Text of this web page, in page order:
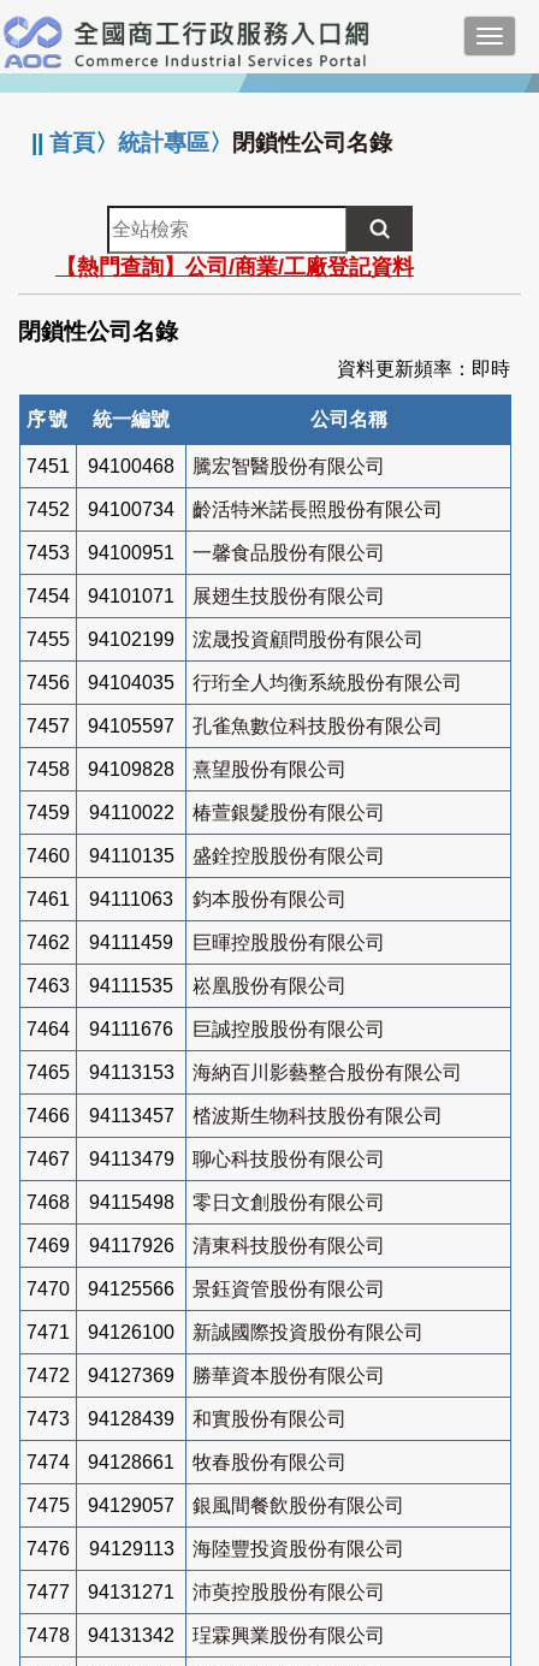
跳
到
主
要
:::
||首頁〉統計專區〉 閉鎖性公司名錄
全
站
檢
索
【熱門查詢】公司/商業/工廠登記資料
閉鎖性公司名錄
資料更新頻率：即時
序號 統一編號 公司名稱
7451 94100468 騰宏智醫股份有限公司
7452 94100734 齡活特米諾長照股份有限公司
7453 94100951 一馨食品股份有限公司
7454 94101071 展翅生技股份有限公司
7455 94102199 浤晟投資顧問股份有限公司
7456 94104035 行珩全人均衡系統股份有限公司
7457 94105597 孔雀魚數位科技股份有限公司
7458 94109828 熹望股份有限公司
7459 94110022 椿萱銀髮股份有限公司
7460 94110135 盛銓控股股份有限公司
7461 94111063 鈞本股份有限公司
7462 94111459 巨暉控股股份有限公司
7463 94111535 崧凰股份有限公司
7464 94111676 巨誠控股股份有限公司
7465 94113153 海納百川影藝整合股份有限公司
7466 94113457 㭼波斯生物科技股份有限公司
7467 94113479 聊心科技股份有限公司
7468 94115498 零日文創股份有限公司
7469 94117926 清東科技股份有限公司
7470 94125566 景鈺資管股份有限公司
7471 94126100 新誠國際投資股份有限公司
7472 94127369 勝華資本股份有限公司
7473 94128439 和實股份有限公司
7474 94128661 牧春股份有限公司
7475 94129057 銀風間餐飲股份有限公司
7476 94129113 海陸豐投資股份有限公司
7477 94131271 沛萸控股股份有限公司
7478 94131342 珵霖興業股份有限公司